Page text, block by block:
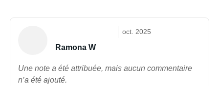
oct. 2025
Ramona W
Une note a été attribuée, mais aucun commentaire
n’a été ajouté.